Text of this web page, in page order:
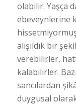
olabilir. Yaşça
ebeveynlerine
alışıldık bir
verebilirler,
kalabilirler.
sancılardan
duygusal